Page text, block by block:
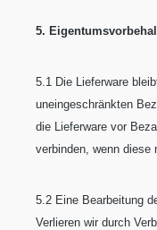
5.
5.1 Die Lieferware
uneingeschränkten
die Lieferware vor
verbinden, wenn diese
5.2 Eine Bearbeitung
Verlieren wir durch